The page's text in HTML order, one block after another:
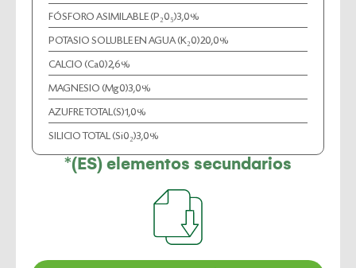
FÓSFORO ASIMILABLE (P₂0₅)3,0%
POTASIO SOLUBLE EN AGUA (K₂0)20,0%
CALCIO (Ca0)2,6%
MAGNESIO (Mg0)3,0%
AZUFRE TOTAL(S)1,0%
SILICIO TOTAL (Si0₂)3,0%
*(ES) elementos secundarios